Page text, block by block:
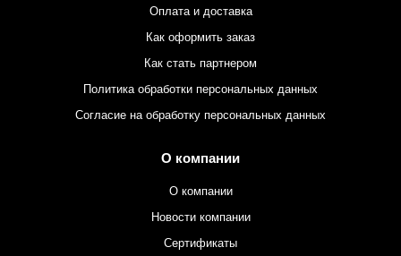
Оплата и доставка
Как оформить заказ
Как стать партнером
Политика обработки персональных данных
Согласие на обработку персональных данных
О компании
О компании
Новости компании
Сертификаты